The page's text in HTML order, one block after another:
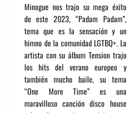
Minogue nos trajo su mega éxito
de este 2023, “Padam Padam”,
tema que es la sensación y un
himno de la comunidad LGTBQ+. La
artista con su álbum Tension trajo
los hits del verano europeo y
también mucho baile, su tema
“One More Time” es una
maravilloso canción disco house